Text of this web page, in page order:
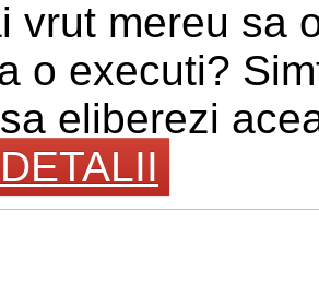
vrut mereu sa
o executi?
eliberezi